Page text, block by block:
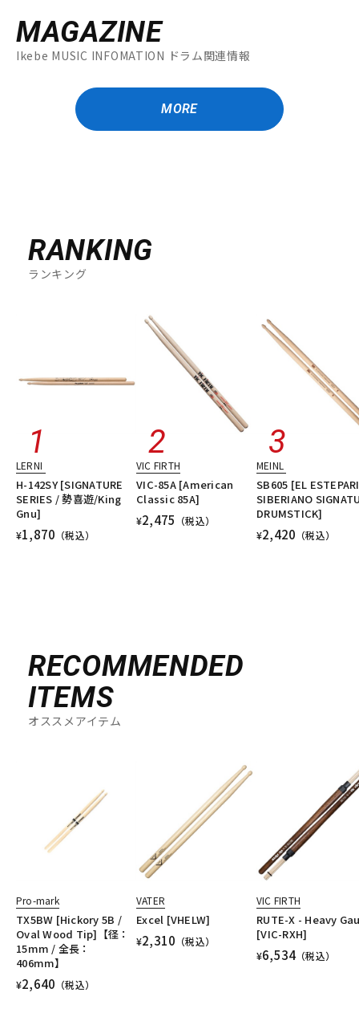
MAGAZINE
Ikebe MUSIC INFOMATION ドラム関連情報
MORE
RANKING
ランキング
LERNI
H-142SY [SIGNATURE
SERIES / 勢喜遊/King
Gnu]
¥1,870 （税込）
VIC FIRTH
VIC-85A [American
Classic 85A]
¥2,475 （税込）
MEINL
SB605 [EL
SIBERIANO
DRUMSTICK]
¥2,420 （税込）
RECOMMENDED
ITEMS
オススメアイテム
Pro-mark
TX5BW [Hickory 5B /
Oval Wood Tip]【径：
15mm / 全長：
406mm】
¥2,640 （税込）
VATER
Excel [VHELW]
¥2,310 （税込）
VIC FIRTH
RUTE-X - Heavy
[VIC-RXH]
¥6,534（税込）